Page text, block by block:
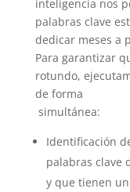
inteligencia nos
palabras clave
dedicar meses a
Para garantizar
rotundo,
de
simultánea:
Identificación
palabras clave
y que tienen